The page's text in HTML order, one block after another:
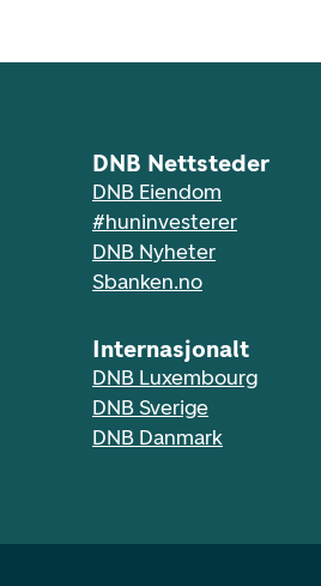
DNB Nettsteder
DNB Eiendom
#huninvesterer
DNB Nyheter
Sbanken.no
Internasjonalt
DNB Luxembourg
DNB Sverige
DNB Danmark